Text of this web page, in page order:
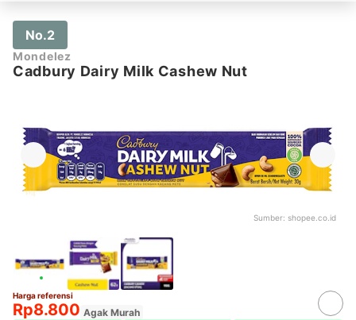
No.2
Mondelez
Cadbury Dairy Milk Cashew Nut
Sumber: shopee.co.id
Harga referensi
Rp8.800 Agak Murah